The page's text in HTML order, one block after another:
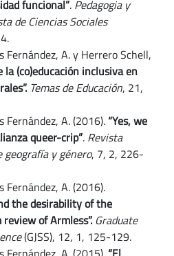
funcional”. Pedagogia y
de Ciencias Sociales
Fernández, A. y Herrero Schell,
la (co)educación inclusiva en
Temas de Educación, 21,
Fernández, A. (2016). “Yes, we
queer-crip”.Revista
y género, 7, 2, 226-
Fernández, A. (2016).
the desirability of the
of Armless”. Graduate
(GJSS), 12, 1, 125-129.